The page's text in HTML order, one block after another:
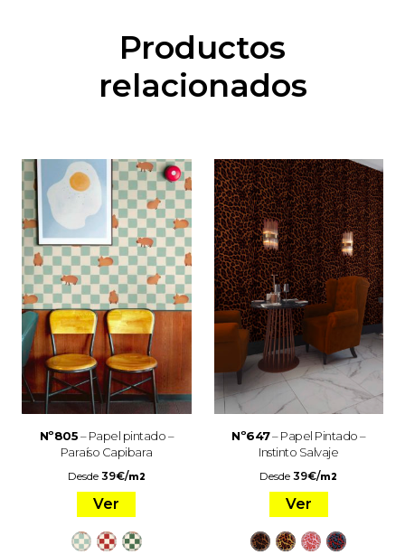
Productos
relacionados
Nº805– Papel pintado –
Paraíso Capibara
Desde 39€/m2
Ver
Nº647– Papel Pintado –
Instinto Salvaje
Desde39€/m2
Ver